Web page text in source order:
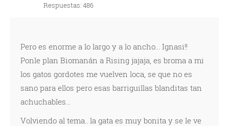
Respuestas: 486
Pero es enorme a lo largo y a lo ancho... Ignasi!!
Ponle plan Biomanán a Rising jajaja, es broma a mi
los gatos gordotes me vuelven loca, se que no es
sano para ellos pero esas barriguillas blanditas tan
achuchables...
Volviendo al tema.. la gata es muy bonita y se le ve